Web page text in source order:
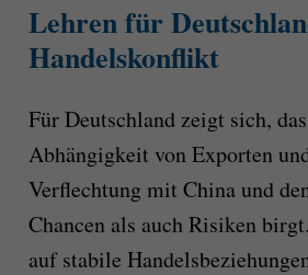
Lehren für
Handelskonflikt
Für Deutschland zeigt sich,
Abhängigkeit von Exporten
Verflechtung mit China und
Chancen als auch Risiken
auf stabile